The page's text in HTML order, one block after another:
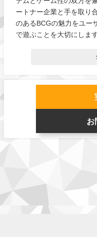
ートナー企業と手を取り
のあるBCGの魅力をユー
で遊ぶことを大切にします
お